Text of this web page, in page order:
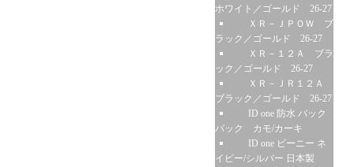
ホワイト／ゴールド 26-27
ＸＲ－ＪＰＯＷ ブ
ラック／ゴールド 26-27
ＸＲ－１２Ａ ブラ
ック／ゴールド 26-27
ＸＲ－ＪＲ１２Ａ
ブラック／ゴールド 26-27
ID one 防水 バック
パック カモ/カーキ
ID one ビーニー ネ
イビー/シルバー 日本製